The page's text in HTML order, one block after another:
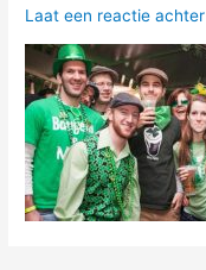
Laat een reactie achter